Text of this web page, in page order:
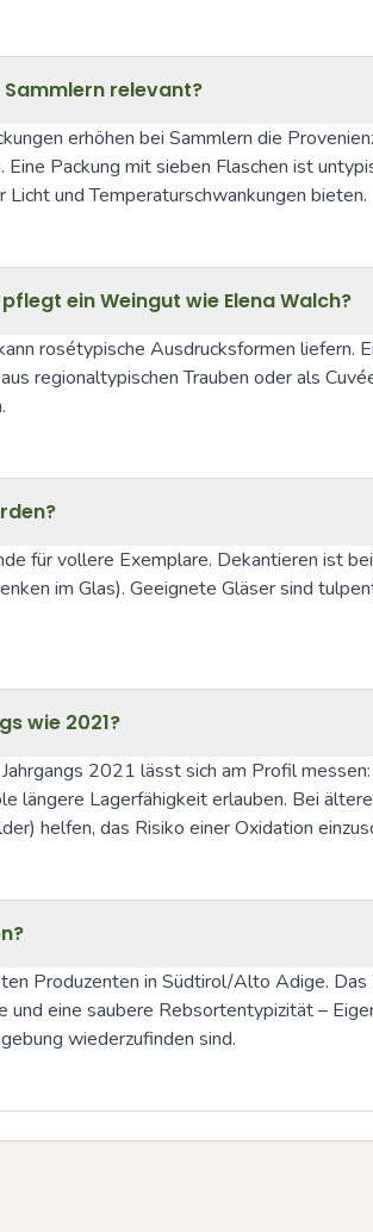
relevant?
erhöhen bei Sammlern die
Packung mit sieben Flaschen ist
und Temperaturschwankungen bieten.
ein Weingut wie Elena Walch?
rosétypische Ausdrucksformen liefern.
regionaltypischen Trauben oder als
für vollere Exemplare. Dekantieren ist
im Glas). Geeignete Gläser sind
wie 2021?
2021 lässt sich am Profil
längere Lagerfähigkeit erlauben. Bei
helfen, das Risiko einer Oxidation
Produzenten in Südtirol/Alto Adige.
und eine saubere Rebsortentypizität –
wiederzufinden sind.